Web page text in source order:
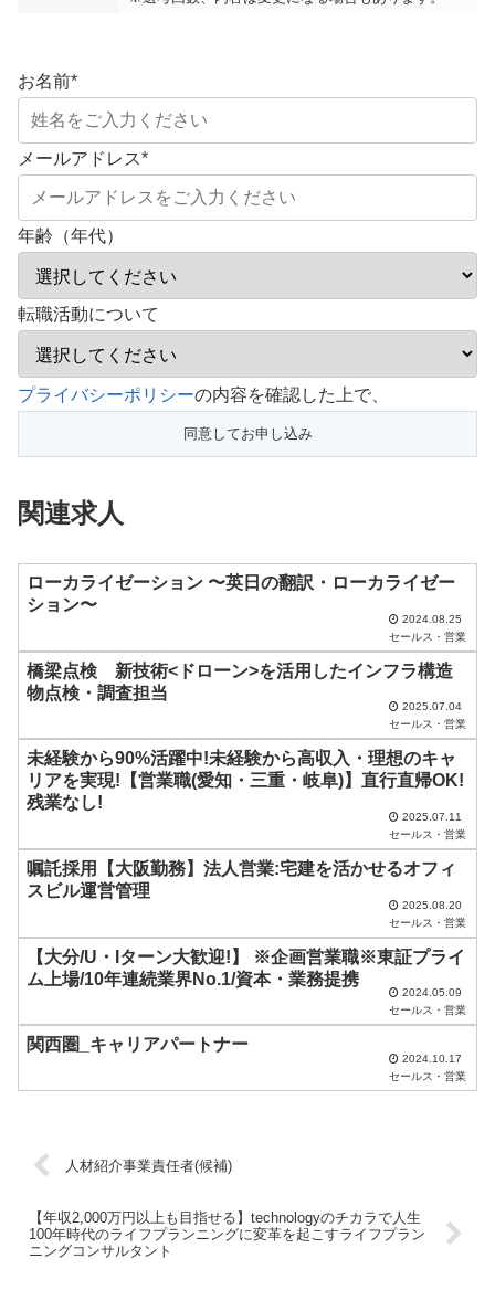
お名前*
メールアドレス*
年齢（年代）
転職活動について
こ
フ
ー
ド
は
の
ま
ま
に
し
く
だ
。
プライバシーポリシーの内容を確認した上で、
関連求人
ローカライゼーション 〜英日の翻訳・ローカライゼー
ション〜
2024.08.25
セールス・営業
橋梁点検 新技術<ドローン>を活用したインフラ構造
物点検・調査担当
2025.07.04
セールス・営業
未経験から90%活躍中!未経験から高収入・理想のキャ
リアを実現!【営業職(愛知・三重・岐阜)】直行直帰OK!
残業なし!
2025.07.11
セールス・営業
嘱託採用【大阪勤務】法人営業:宅建を活かせるオフィ
スビル運営管理
2025.08.20
セールス・営業
【大分/U・Iターン大歓迎!】 ※企画営業職※東証プライ
ム上場/10年連続業界No.1/資本・業務提携
2024.05.09
セールス・営業
関西圏_キャリアパートナー
2024.10.17
セールス・営業
人材紹介事業責任者(候補)
【年収2,000万円以上も目指せる】technologyのチカラで人生
100年時代のライフプランニングに変革を起こすライフプラン
ニングコンサルタント